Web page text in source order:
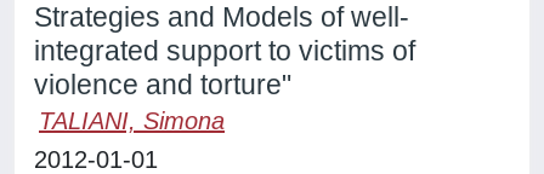
Strategies and Models of well-
integrated support to victims of
violence and torture"
TALIANI, Simona
2012-01-01